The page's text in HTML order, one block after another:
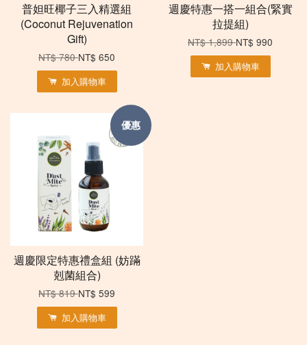
普妲旺椰子三入精選組
(Coconut Rejuvenation
Gift)
NT$ 780NT$ 650
加入購物車
週慶特惠一搭一組合(緊實
拉提組)
NT$ 1,899NT$ 990
加入購物車
優惠
週慶限定特惠禮盒組 (妨蹣
剋菌組合)
NT$ 819NT$ 599
加入購物車